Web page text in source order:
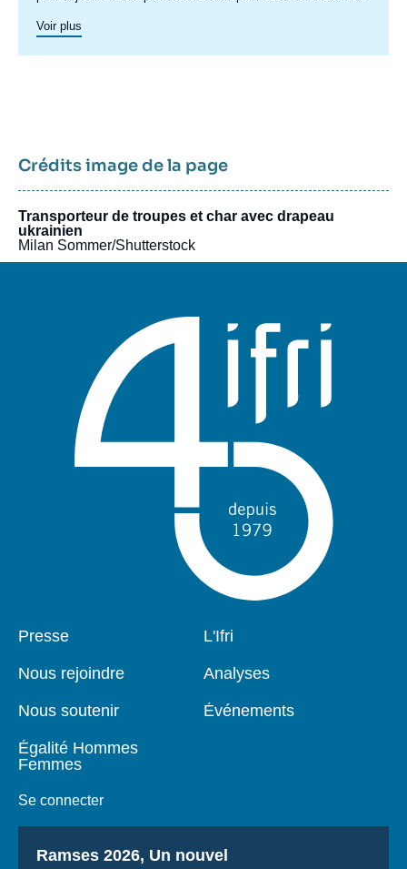
débat public en France et en Europe, et pour aider à la décision
Voir plus
Crédits image de la page
Transporteur de troupes et char avec drapeau
ukrainien
Milan Sommer/Shutterstock
Pied
Presse
Nous rejoindre
Nous soutenir
Égalité Hommes
Femmes
Se connecter
Navigation
L'Ifri
Analyses
Événements
Titre
Ramses 2026, Un nouvel